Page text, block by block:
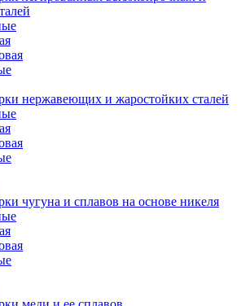
нержавеющих и жаростойких сталей
чугуна и сплавов на основе никеля